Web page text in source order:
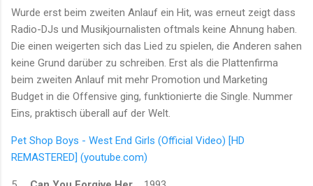
Wurde erst beim zweiten Anlauf ein Hit, was erneut zeigt dass
Radio-DJs und Musikjournalisten oftmals keine Ahnung haben.
Die einen weigerten sich das Lied zu spielen, die Anderen sahen
keine Grund darüber zu schreiben. Erst als die Plattenfirma
beim zweiten Anlauf mit mehr Promotion und Marketing
Budget in die Offensive ging, funktionierte die Single. Nummer
Eins, praktisch überall auf der Welt.
Pet Shop Boys - West End Girls (Official Video) [HD
REMASTERED] (youtube.com)